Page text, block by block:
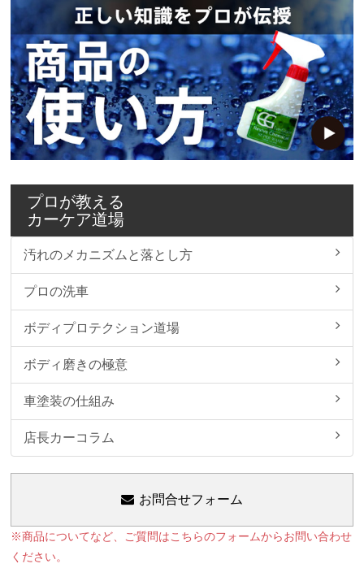
プロが教える
カーケア道場
汚れのメカニズムと落とし方
プロの洗車
ボディプロテクション道場
ボディ磨きの極意
車塗装の仕組み
店長カーコラム
お問合せフォーム
※商品についてなど、ご質問はこちらのフォームからお問い合わせ
ください。